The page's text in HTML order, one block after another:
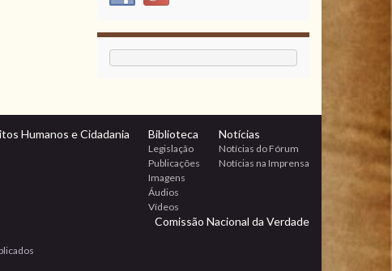
Humanos e Cidadania Biblioteca
Legislação
Publicações
Imagens
Áudios
Vídeos
Notícias
Notícias do Fórum
Notícias na Imprensa
Comissão Nacional da Verdade